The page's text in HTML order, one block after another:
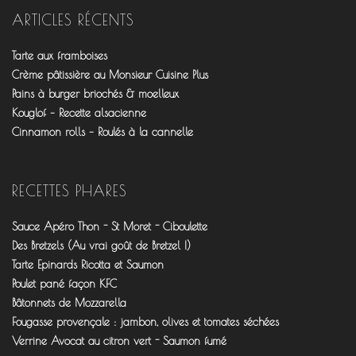
fourchettesflo
sur
@fourchettesflo
sur
fleurjeanne
sur
ARTICLES RÉCENTS
Tarte aux framboises
Crème pâtissière au Monsieur Cuisine Plus
Pains à burger briochés & moelleux
Kouglof – Recette alsacienne
Cinnamon rolls – Roulés à la cannelle
RECETTES PHARES
Sauce Apéro Thon - St Moret - Ciboulette
Des Bretzels (Au vrai goût de Bretzel !)
Tarte Epinards Ricotta et Saumon
Poulet pané façon KFC
Bâtonnets de Mozzarella
Fougasse provençale : jambon, olives et tomates séchées
Verrine Avocat au citron vert - Saumon fumé